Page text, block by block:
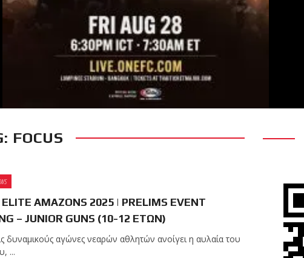
RECENT POSTS
της απέναντι
World
με την υποστήριξη
FOCUS
AMAZONS 2025 | PRELIMS EVENT
– JUNIOR GUNS (10-12 ΕΤΩΝ)
δυναμικούς αγώνες νεαρών αθλητών ανοίγει η αυλαία του
...